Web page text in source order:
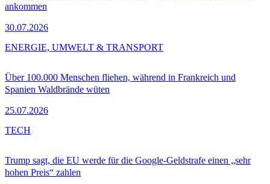
ankommen
30.07.2026
Über 100.000 Menschen fliehen, während in Frankreich und
Spanien Waldbrände wüten
25.07.2026
ENERGIE, UMWELT & TRANSPORT
Trump sagt, die EU werde für die Google-Geldstrafe einen „sehr
hohen Preis“ zahlen
TECH